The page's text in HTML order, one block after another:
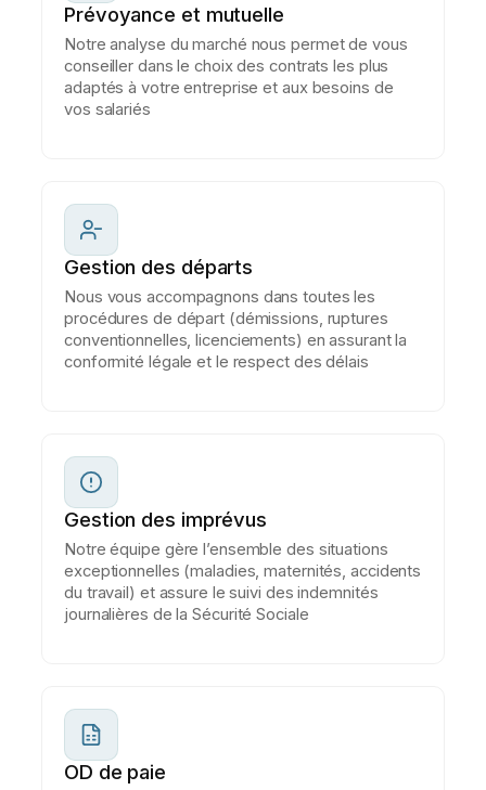
Prévoyance et mutuelle
Notre analyse du marché nous permet de vous
conseiller dans le choix des contrats les plus
adaptés à votre entreprise et aux besoins de
vos salariés
Gestion des départs
Nous vous accompagnons dans toutes les
procédures de départ (démissions, ruptures
conventionnelles, licenciements) en assurant la
conformité légale et le respect des délais
Gestion des imprévus
Notre équipe gère l’ensemble des situations
exceptionnelles (maladies, maternités, accidents
du travail) et assure le suivi des indemnités
journalières de la Sécurité Sociale
OD de paie